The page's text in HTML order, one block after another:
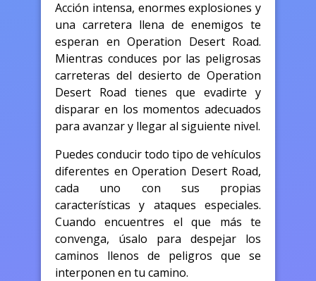
Acción intensa, enormes explosiones y
una carretera llena de enemigos te
esperan en Operation Desert Road.
Mientras conduces por las peligrosas
carreteras del desierto de Operation
Desert Road tienes que evadirte y
disparar en los momentos adecuados
para avanzar y llegar al siguiente nivel.
Puedes conducir todo tipo de vehículos
diferentes en Operation Desert Road,
cada uno con sus propias
características y ataques especiales.
Cuando encuentres el que más te
convenga, úsalo para despejar los
caminos llenos de peligros que se
interponen en tu camino.